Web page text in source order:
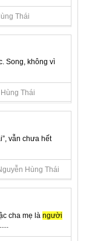
Thái
Song, không vì
Thái
vẫn chưa hết
Hùng Thái
cha mẹ là người